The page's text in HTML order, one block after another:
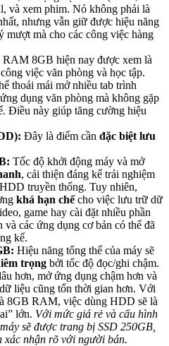
và xem phim. Nó không phải là
nhưng vẫn giữ được hiệu năng
mượt mà cho các công việc hàng
8GB hiện nay được xem là
việc văn phòng và học tập.
thoải mái mở nhiều tab trình
dụng văn phòng mà không gặp
Điều này giúp tăng cường hiệu
Đây là điểm cần đặc biệt lưu
Tốc độ khởi động máy và mở
, cải thiện đáng kể trải nghiệm
truyền thống. Tuy nhiên,
khá hạn chếcho việc lưu trữ dữ
game hay cài đặt nhiều phần
và các ứng dụng cơ bản có thể đã
kể.
Hiệu năng tổng thể của máy sẽ
trọng bởi tốc độ đọc/ghi chậm.
hơn, mở ứng dụng chậm hơn và
liệu cũng tốn thời gian hơn. Với
8GB RAM, việc dùng HDD sẽ là
lớn. Với mức giá rẻ và cấu hình
sẽ được trang bị SSD 250GB,
xác nhận rõ với người bán.